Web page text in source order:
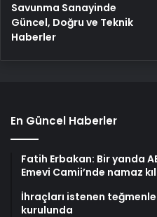
Savunma Sanayinde
Güncel, Doğru ve Teknik
Haberler
En Güncel Haberler
Fatih Erbakan: Bir yanda
Emevi Camii’nde namaz
İhraçları istenen
kurulunda